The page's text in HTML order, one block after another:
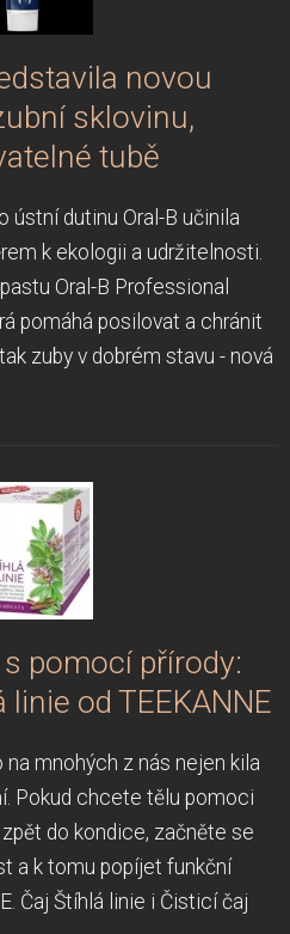
novou
sklovinu,
tubě
ústní dutinu Oral-B učinila
k ekologii a udržitelnosti.
Oral-B Professional
pomáhá posilovat a chránit
zuby v dobrém stavu - nová
pomocí přírody:
od TEEKANNE
mnohých z nás nejen kila
Pokud chcete tělu pomoci
do kondice, začněte se
a k tomu popíjet funkční
Čaj Štíhlá linie i Čisticí čaj